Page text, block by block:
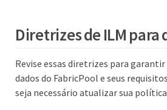
Diretrizes de ILM para
Revise essas diretrizes para garantir
dados do FabricPool e seus
seja necessário atualizar sua